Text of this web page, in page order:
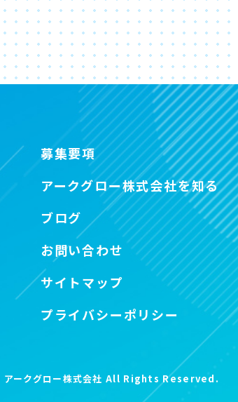
募集要項
アークグロー株式会社を知る
ブログ
お問い合わせ
サイトマップ
プライバシーポリシー
アークグロー株式会社 All Rights Reserved.